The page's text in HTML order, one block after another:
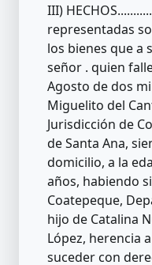
III)
representadas
los bienes que a
señor . quien
Agosto de dos
Miguelito del
Jurisdicción de
de Santa Ana,
domicilio, a la
años, habiendo
Coatepeque,
hijo de Catalina
López, herencia
suceder con